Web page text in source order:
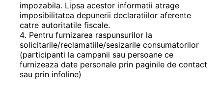
impozabila. Lipsa acestor informatii atrage
imposibilitatea depunerii declaratiilor aferente
catre autoritatile fiscale.
Pentru furnizarea raspunsurilor la
solicitarile/reclamatiile/sesizarile consumatorilor
(participanti la campanii sau persoane ce
furnizeaza date personale prin paginile de contact
sau prin infoline)